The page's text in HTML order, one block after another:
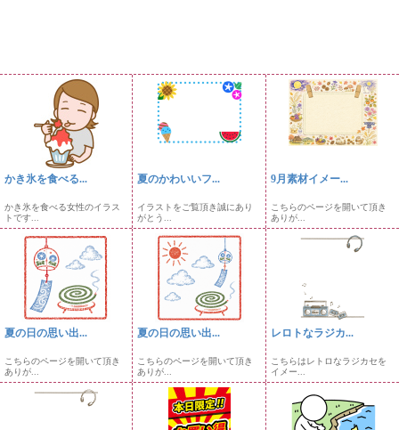
かき氷を食べる...
かき氷を食べる女性のイラス
トです...
夏のかわいいフ...
イラストをご覧頂き誠にあり
がとう...
9月素材イメー...
こちらのページを開いて頂き
ありが...
夏の日の思い出...
こちらのページを開いて頂き
ありが...
夏の日の思い出...
こちらのページを開いて頂き
ありが...
レロトなラジカ...
こちらはレトロなラジカセを
イメー...